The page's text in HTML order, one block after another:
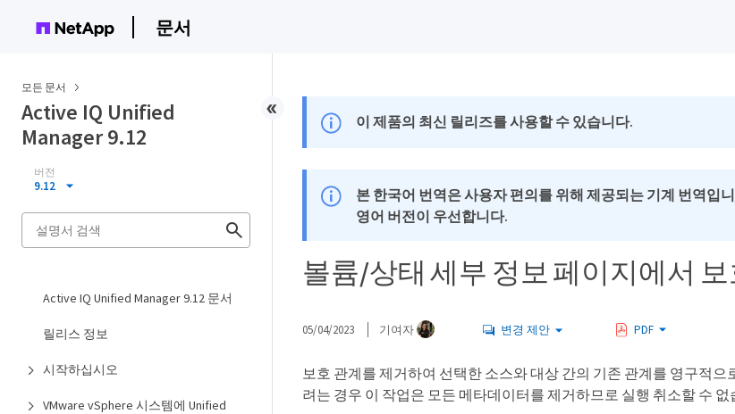
문서
모든 문서
Active IQ Unified
Manager 9.12
버전
9.12
Active IQ Unified Manager 9.12 문서
릴리스 정보
시작하십시오
VMware vSphere 시스템에 Unified
이 제품의 최신 릴리즈를 사용할 수 있습니다.
본 한국어 번역은 사용자 편의를 위해 제공되는 기계 번역입
영어 버전이 우선합니다.
볼륨/상태 세부 정보 페이지에서
05/04/2023 기여자 변경 제안 PDF
보호 관계를 제거하여 선택한 소스와 대상 간의 기존 관계를 영구적
려는 경우 이 작업은 모든 메타데이터를 제거하므로 실행 취소할 수 없